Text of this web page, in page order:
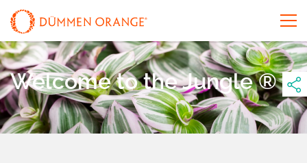
Welcome to the Jungle ®